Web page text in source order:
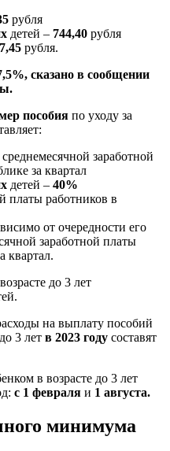
рубля
детей – 744,40 рубля
рубля.
сказано в сообщении
пособия по уходу за
среднемесячной заработной
за квартал
детей – 40%
платы работников в
от очередности его
заработной платы
квартал.
до 3 лет
на выплату пособий
3 лет в 2023 году составят
в возрасте до 3 лет
с 1 февраля и 1 августа.
минимума